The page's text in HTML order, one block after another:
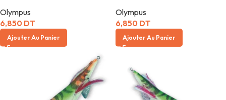
Olympus
6,850 DT
Ajouter Au Panier
Olympus
6,850 DT
Ajouter Au Panier